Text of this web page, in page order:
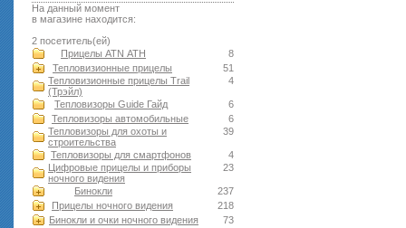
На данный момент
в магазине находится:
2 посетитель(ей)
8
Прицелы ATN АТН
51
Тепловизионные прицелы
4
Тепловизионные прицелы Trail
(Трэйл)
6
Тепловизоры Guide Гайд
6
Тепловизоры автомобильные
39
Тепловизоры для охоты и
строительства
4
Тепловизоры для смартфонов
23
Цифровые прицелы и приборы
ночного видения
237
Бинокли
218
Прицелы ночного видения
73
Бинокли и очки ночного видения